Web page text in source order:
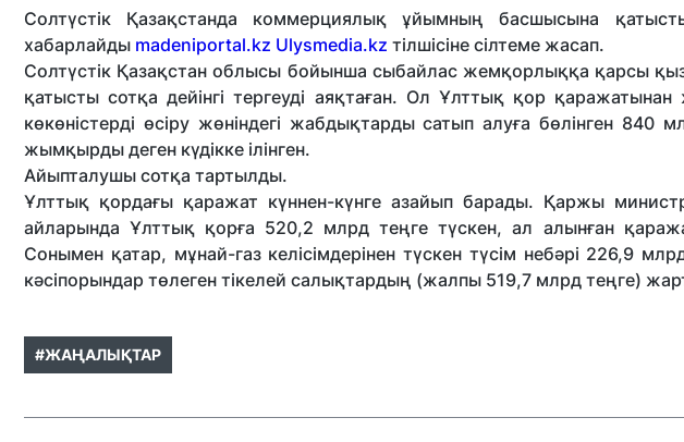
Солтүстік Қазақстанда коммерциялық ұйымның басшысына
хабарлайды madeniportal.kz Ulysmedia.kz тілшісіне сілтеме жасап.
Солтүстік Қазақстан облысы бойынша сыбайлас жемқорлыққа қарсы
қатысты сотқа дейінгі тергеуді аяқтаған. Ол Ұлттық қор
көкөністерді өсіру жөніндегі жабдықтарды сатып алуға бөлінген
жымқырды деген күдікке ілінген.
Айыпталушы сотқа тартылды.
Ұлттық қордағы қаражат күннен-күнге азайып барады. Қаржы
айларында Ұлттық қорға 520,2 млрд теңге түскен, ал алынған
Сонымен қатар, мұнай-газ келісімдерінен түскен түсім небәрі 226,9
кәсіпорындар төлеген тікелей салықтардың (жалпы 519,7 млрд теңге)
#ЖАҢАЛЫҚТАР